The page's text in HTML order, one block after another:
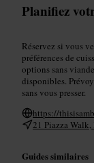
Planifiez
Réservez si vous
préférences de
options sans
disponibles.
sans vous presser.
https://
21 Piazza
Guides similaires